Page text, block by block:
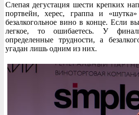
Слепая дегустация шести крепких
портвейн, херес, граппа и
безалкогольное вино в конце. Если
легкое, то ошибаетесь. У
определенные трудности, а
угадан лишь одним из них.